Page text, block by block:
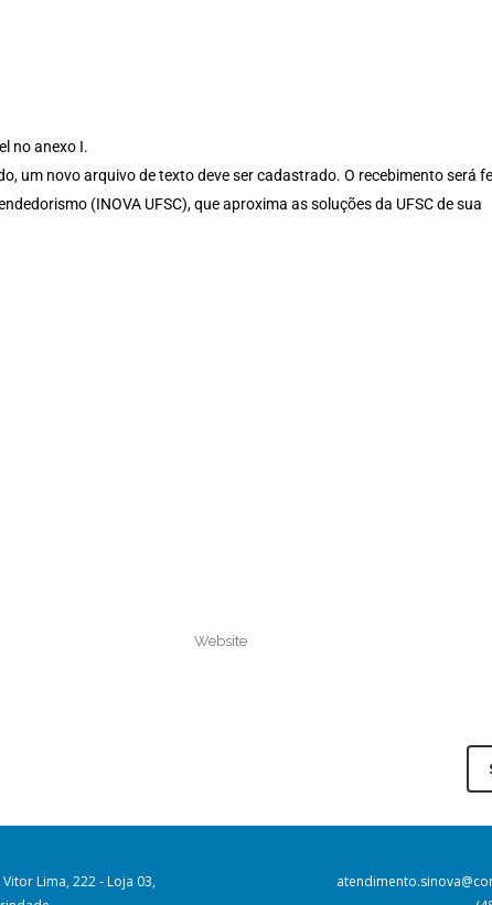
no anexo I.
um novo arquivo de texto deve ser cadastrado. O recebimento será
(INOVA UFSC), que aproxima as soluções da UFSC de sua
Lima, 222 - Loja 03,